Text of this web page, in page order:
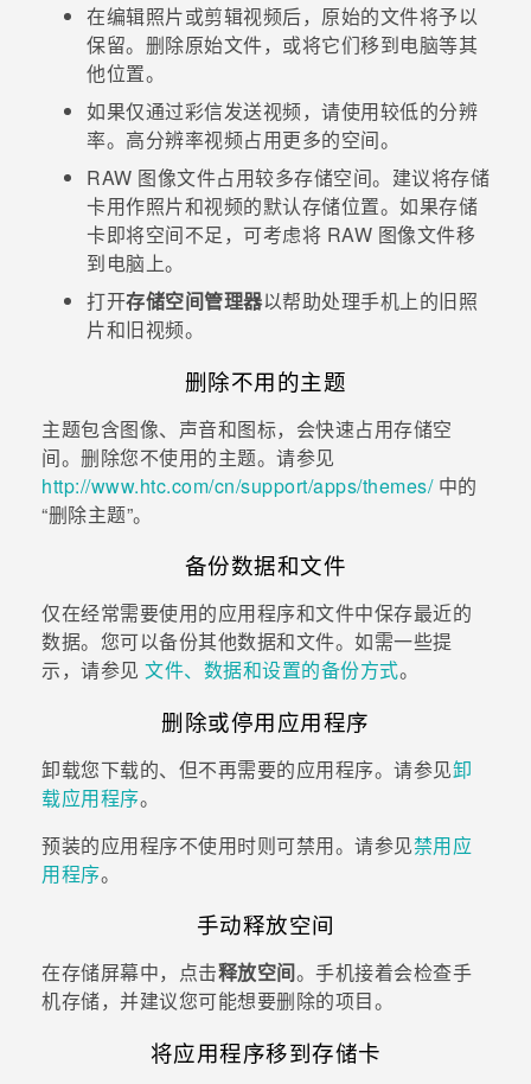
在编辑照片或剪辑视频后，原始的文件将予以
保留。删除原始文件，或将它们移到电脑等其
他位置。
如果仅通过彩信发送视频，请使用较低的分辨
率。高分辨率视频占用更多的空间。
RAW 图像文件占用较多存储空间。建议将存储
卡用作照片和视频的默认存储位置。如果存储
卡即将空间不足，可考虑将 RAW 图像文件移
到电脑上。
打开存储空间管理器以帮助处理手机上的旧照
片和旧视频。
删除不用的主题
主题包含图像、声音和图标，会快速占用存储空
间。删除您不使用的主题。请参见
http://www.htc.com/cn/support/apps/themes/中的​
“‍删除主题”。
备份数据和文件
仅在经常需要使用的应用程序和文件中保存最近的
数据。您可以备份其他数据和文件。如需一些提
示，请参见 文件、数据和设置的备份方式。
删除或停用应用程序
卸载您下载的、但不再需要的应用程序。请参见卸
载应用程序。
预装的应用程序不使用时则可禁用。请参见禁用应
用程序。
手动释放空间
在存储屏幕中，点击释放空间。手机接着会检查手
机存储，并建议您可能想要删除的项目。
将应用程序移到存储卡